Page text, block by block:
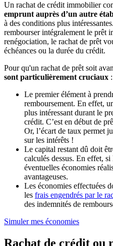
Un rachat de crédit immobilier
emprunt auprès d’un autre
à des conditions plus
rembourser intégralement le prêt
renégociation, le rachat de prêt
échéances ou la durée du crédit.
Pour qu'un rachat de prêt soit
sont particulièrement cruciaux :
Le premier élément à
remboursement. En effet,
plus intéressant durant le
crédit. C’est en début de
Or, l’écart de taux permet
sur les intérêts !
Le capital restant dû doit
calculés dessus. En effet,
éventuelles économies
avantageuses.
Les économies effectuées
les frais engendrés par le
des indemnités de
Simuler mes économies
Rachat de crédit ou